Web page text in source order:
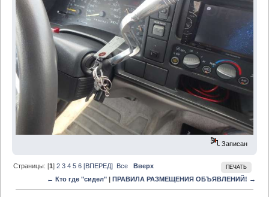
Записан
ПЕЧАТЬ
Страницы: [1]2 3 4 5 6 [ВПЕРЕД] Все
Вверх
← Кто где "сидел"| ПРАВИЛА РАЗМЕЩЕНИЯ ОБЪЯВЛЕНИЙ! →